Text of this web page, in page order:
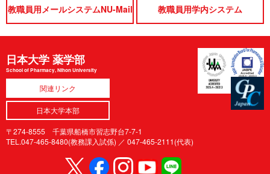
教職員用メールシステムNU-Mail 教職員用学内システム
日本大学 薬学部
School of Pharmacy, Nihon University
関連リンク
日本大学本部
〒274-8555 千葉県船橋市習志野台7-7-1
TEL.047-465-8480(教務課入試係) ／ 047-465-2111(代表)